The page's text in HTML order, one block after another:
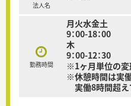
法人名
勤務時間
月火水金土
9：00-18：00
木
9：00-12：30
※1ヶ月単位の変
※休憩時間は実
実働8時間超